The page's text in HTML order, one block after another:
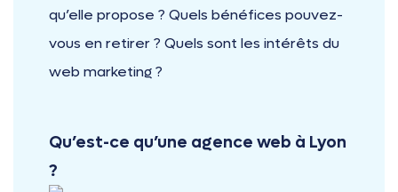
qu’elle propose ? Quels bénéfices pouvez-
vous en retirer ? Quels sont les intérêts du
web marketing ?
Qu’est-ce qu’une agence web à Lyon
?